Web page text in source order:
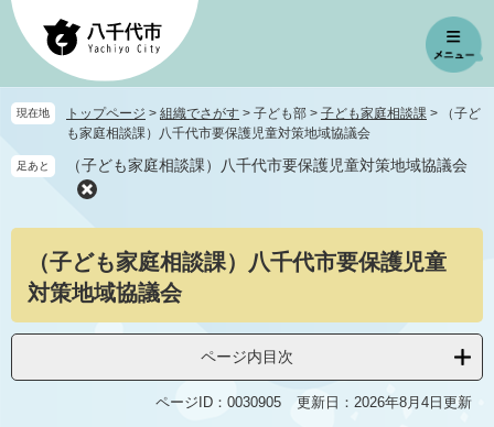
ペ
先
頭
す
メ
を
飛
し
現在地 トップページ > 組織でさがす > 子ども部 > 子ども家庭相談課 >
（子ど
も家庭相談課）八千代市要保護児童対策地域協議会
足あと （子ども家庭相談課）八千代市要保護児童対策地域協議会
（子ども家庭相談課）八千代市要保護児童
対策地域協議会
ページ内目次
ページID：0030905 更新日：2026年8月4日更新